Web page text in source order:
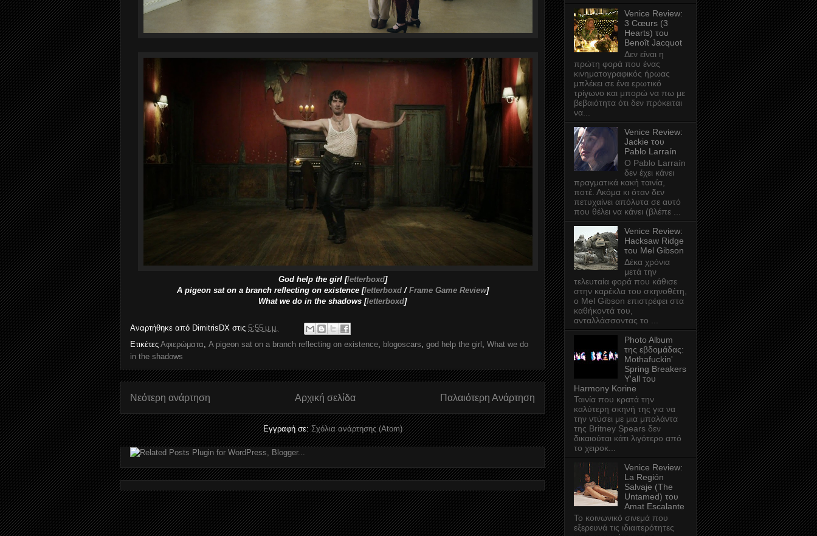
God help the girl [letterboxd]
A pigeon sat on a branch reflecting on existence [letterboxd/ Frame Game Review]
What we do in the shadows [letterboxd]
Αναρτήθηκε από DimitrisDX στις 5:55 μ.μ.
Ετικέτες Αφιερώματα, A pigeon sat on a branch reflecting on existence, blogoscars, god help the girl , What we do
in the shadows
Νεότερη ανάρτηση Παλαιότερη Ανάρτηση
Αρχική σελίδα
Εγγραφή σε:Σχόλια ανάρτησης (Atom)
Venice Review:
3 Cœurs (3
Hearts) του
Benoît Jacquot
Δεν είναι η
πρώτη φορά που ένας
κινηματογραφικός ήρωας
μπλέκει σε ένα ερωτικό
τρίγωνο και μπορώ να πω με
βεβαιότητα ότι δεν πρόκειται
να...
Venice Review:
Jackie του
Pablo Larraín
Ο Pablo Larraín
δεν έχει κάνει
πραγματικά κακή ταινία,
ποτέ. Ακόμα κι όταν δεν
πετυχαίνει απόλυτα σε αυτό
που θέλει να κάνει (βλέπε ...
Venice Review:
Hacksaw Ridge
του Mel Gibson
Δέκα χρόνια
μετά την
τελευταία φορά που κάθισε
στην καρέκλα του σκηνοθέτη,
ο Mel Gibson επιστρέφει στα
καθήκοντά του,
ανταλλάσσοντας το ...
Photo Album
της εβδομάδας:
Mothafuckin'
Spring Breakers
Y'all του
Harmony Korine
Ταινία που κρατά την
καλύτερη σκηνή της για να
την ντύσει με μια μπαλάντα
της Britney Spears δεν
δικαιούται κάτι λιγότερο από
το χειροκ...
Venice Review:
La Región
Salvaje (The
Untamed) του
Amat Escalante
Το κοινωνικό σινεμά που
εξερευνά τις ιδιαιτερότητες